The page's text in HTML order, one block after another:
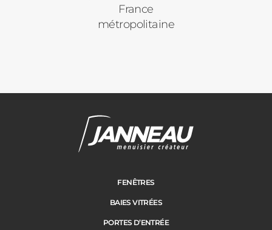
France
métropolitaine
FENÊTRES
BAIES VITRÉES
PORTES D’ENTRÉE
Janneau Menuisier Créateur